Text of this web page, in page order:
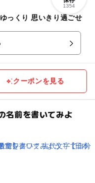
1354
っくり 思いきり過ごせ
クーポンを見る
名前を書いてみよ